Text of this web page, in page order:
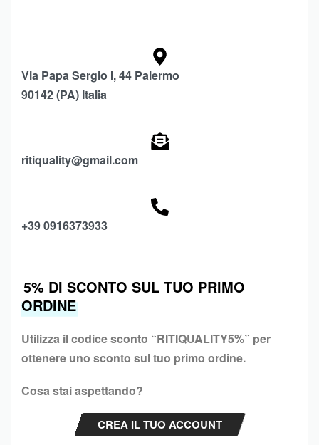
Via Papa Sergio I, 44 Palermo
90142 (PA) Italia
ritiquality@gmail.com
+39 0916373933
5% DI SCONTO SUL TUO PRIMO
ORDINE
Utilizza il codice sconto “RITIQUALITY5%” per
ottenere uno sconto sul tuo primo ordine.
Cosa stai aspettando?
CREA IL TUO ACCOUNT